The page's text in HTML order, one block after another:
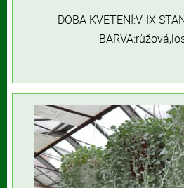
DOBA KVETENÍ:V-IX